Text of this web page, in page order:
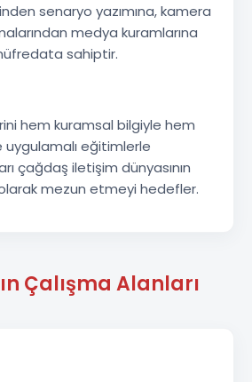
senaryo yazımına, kamera
medya kuramlarına
sahiptir.
hem kuramsal bilgiyle hem
eğitimlerle
çağdaş iletişim dünyasının
mezun etmeyi hedefler.
Çalışma Alanları